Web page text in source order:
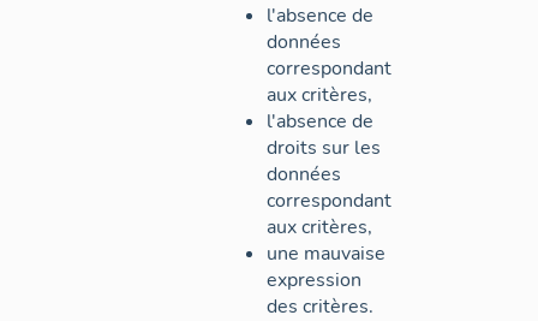
l'absence de
données
correspondant
aux critères,
l'absence de
droits sur les
données
correspondant
aux critères,
une mauvaise
expression
des critères.